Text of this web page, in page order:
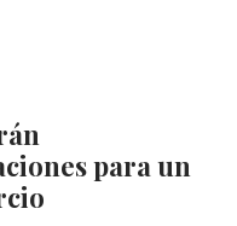
para un